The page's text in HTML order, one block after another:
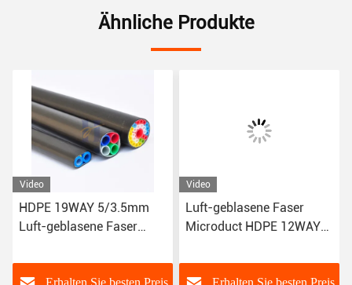
Ähnliche Produkte
Video
HDPE 19WAY 5/3.5mm
Luft-geblasene Faser
Kabel-Schlag
Video
Luft-geblasene Faser
Microduct HDPE 12WAY
Lichtwellenleiter-